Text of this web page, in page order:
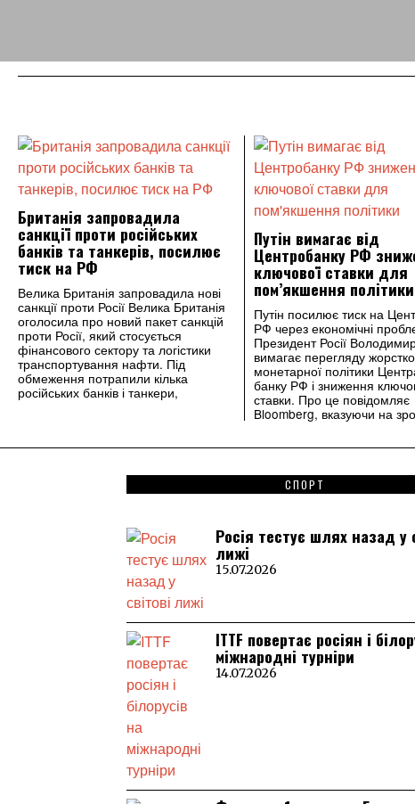
Британія запровадила
санкції проти російських
банків та танкерів, посилює
тиск на РФ
Велика Британія запровадила нові
санкції проти Росії Велика Британія
оголосила про новий пакет санкцій
проти Росії, який стосується
фінансового сектору та логістики
транспортування нафти. Під
обмеження потрапили кілька
російських банків і танкери,
Путін вимагає від
Центробанку РФ
ключової ставки для
пом’якшення політики
Путін посилює тиск на
РФ через економічні
Президент Росії
вимагає перегляду
монетарної політики
банку РФ і зниження
ставки. Про це повідомляє
Bloomberg, вказуючи на
СПОРТ
Росія тестує шлях назад у
лижі
15.07.2026
ITTF повертає росіян і
міжнародні турніри
14.07.2026